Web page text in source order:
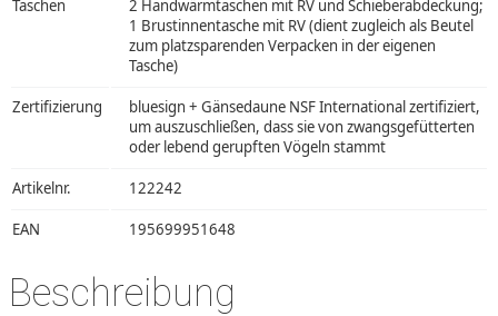
Taschen
2 Handwärmtaschen mit RV und Schieberabdeckung;
1 Brustinnentasche mit RV (dient zugleich als Beutel
zum platzsparenden Verpacken in der eigenen
Tasche)
Zertifizierung
bluesign + Gänsedaune NSF International zertifiziert,
um auszuschließen, dass sie von zwangsgefütterten
oder lebend gerupften Vögeln stammt
Artikelnr. 122242
EAN 195699951648
Beschreibung